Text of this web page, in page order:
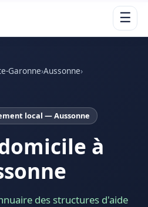
☰
Garonne›Aussonne›
local — Aussonne
à
des structures d'aide